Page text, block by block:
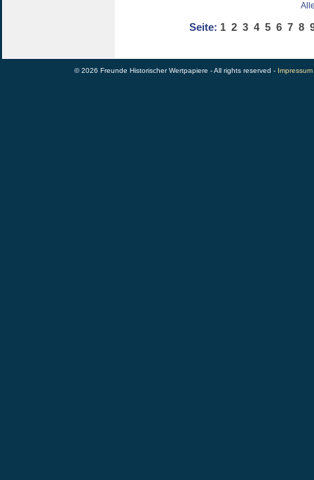
Seite: 1 2 3 4 5 6 7 8
© 2026 Freunde Historischer Wertpapiere - All rights reserved - Impressum